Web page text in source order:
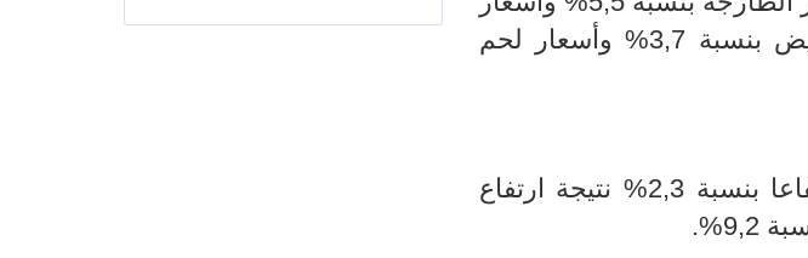
البيض بنسبة 3,7% وأسعار لحم
خدمات مجموعة المطاعم والمقاهي والنزل ارتفاعا بنسبة 2,3% نتيجة ارتفاع
.